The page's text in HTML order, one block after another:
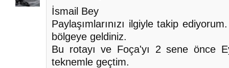
İsmail Bey
Paylaşımlarınızı ilgiyle takip
bölgeye geldiniz.
Bu rotayı ve Foça'yı 2 sene önce
teknemle geçtim.